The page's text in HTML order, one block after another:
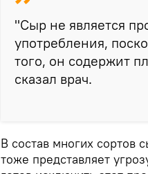
"Сыр не является
употребления,
того, он содержит
сказал врач.
В состав многих сортов
тоже представляет